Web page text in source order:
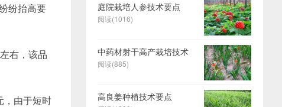
纷抬高要
右，该品
，由于短时
庭院栽培人参技术要点
阅读(1016)
中药材射干高产栽培技术
阅读(885)
高良姜种植技术要点